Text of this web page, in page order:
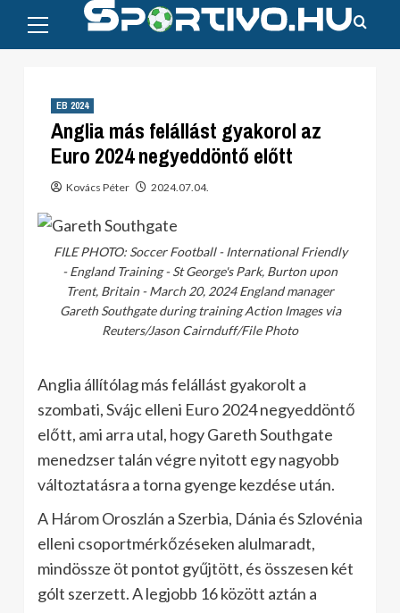
content
Menu
EB 2024
Anglia más felállást gyakorol az
Euro 2024 negyeddöntő előtt
Kovács Péter 2024.07.04.
FILE PHOTO: Soccer Football - International Friendly
- England Training - St George's Park, Burton upon
Trent, Britain - March 20, 2024 England manager
Gareth Southgate during training Action Images via
Reuters/Jason Cairnduff/File Photo
Anglia állítólag más felállást gyakorolt a
szombati, Svájc elleni Euro 2024 negyeddöntő
előtt, ami arra utal, hogy Gareth Southgate
menedzser talán végre nyitott egy nagyobb
változtatásra a torna gyenge kezdése után.
A Három Oroszlán a Szerbia, Dánia és Szlovénia
elleni csoportmérkőzéseken alulmaradt,
mindössze öt pontot gyűjtött, és összesen két
gólt szerzett. A legjobb 16 között aztán a